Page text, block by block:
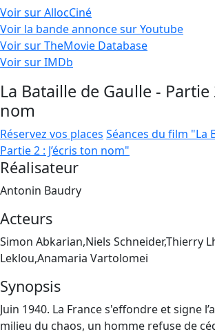
Voir sur AllocCiné
Voir la bande annonce sur Youtube
Voir sur TheMovie Database
Voir sur IMDb
La Bataille de Gaulle - Partie
nom
Réservez vos places Séances du film "La
Partie 2 : J’écris ton nom"
Réalisateur
Antonin Baudry
Acteurs
Simon Abkarian,Niels Schneider,Thierry
Leklou,Anamaria Vartolomei
Synopsis
Juin 1940. La France s'effondre et signe
milieu du chaos, un homme refuse de